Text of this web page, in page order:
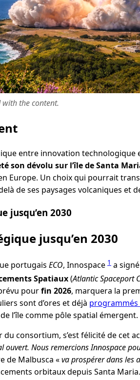
the content.
entre innovation technologique
son dévolu sur l’île de Santa
Europe. Un choix qui pourrait
de ses paysages volcaniques et
jusqu’en 2030
jusqu’en 2030
portugais ECO, Innospace 1 a
Spatiaux(Atlantic Spaceport
pourfin 2026, marquera la
sont d’ores et déjà programmés
l’île comme pôle spatial émergent.
consortium, s’est félicité de cet
ouvert. Nous remercions Innospace
de Malbusca «va prospérer dans les
orbitaux depuis Santa Maria.